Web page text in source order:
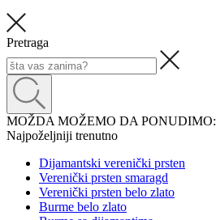
Pretraga
MOŽDA MOŽEMO DA PONUDIMO:
Najpoželjniji trenutno
Dijamantski verenički prsten
Verenički prsten smaragd
Verenički prsten belo zlato
Burme belo zlato